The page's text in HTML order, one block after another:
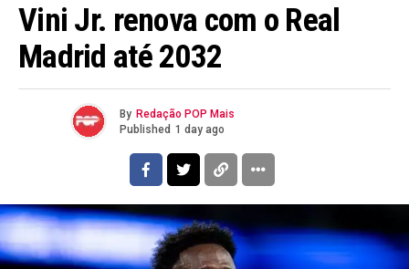
Vini Jr. renova com o Real
Madrid até 2032
By Redação POP Mais
Published 1 day ago